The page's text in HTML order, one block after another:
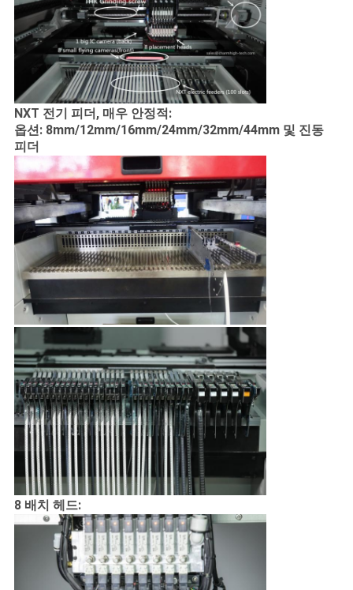
NXT 전기 피더, 매우 안정적:
옵션: 8mm/12mm/16mm/24mm/32mm/44mm 및 진동
피더
8 배치 헤드: